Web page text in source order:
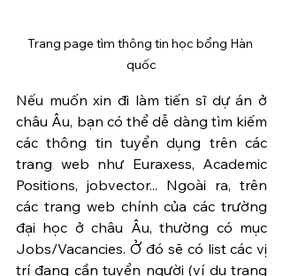
Trang page tìm thông tin học bổng Hàn
quốc
Nếu muốn xin đi làm tiến sĩ dự án ở
châu Âu, bạn có thể dễ dàng tìm kiếm
các thông tin tuyển dụng trên các
trang web như Euraxess, Academic
Positions, jobvector... Ngoài ra, trên
các trang web chính của các trường
đại học ở châu Âu, thường có mục
Jobs/Vacancies. Ở đó sẽ có list các vị
trí đang cần tuyển người (ví dụ trang